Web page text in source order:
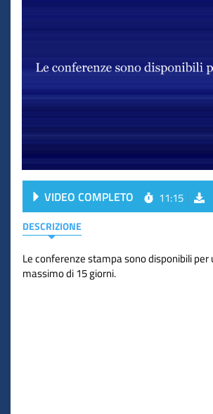
VIDEO COMPLETO 11:15
DESCRIZIONE
Le conferenze stampa sono disponibili per
massimo di 15 giorni.